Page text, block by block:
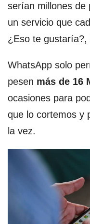
serían millones de
un servicio que
¿Eso te gustaría?,
WhatsApp solo
pesen más de 16
ocasiones para
que lo cortemos y
la vez.